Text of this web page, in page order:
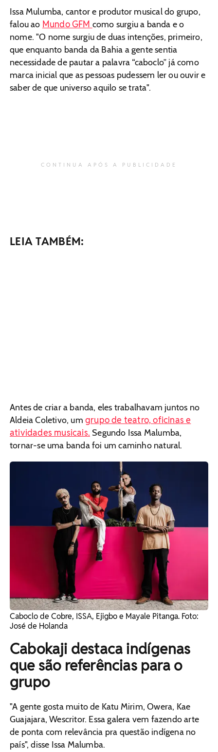
Issa Mulumba, cantor e produtor musical do grupo,
falou ao Mundo GFM como surgiu a banda e o
nome. "O nome surgiu de duas intenções, primeiro,
que enquanto banda da Bahia a gente sentia
necessidade de pautar a palavra “caboclo” já como
marca inicial que as pessoas pudessem ler ou ouvir e
saber de que universo aquilo se trata".
CONTINUA APÓS A PUBLICIDADE
LEIA TAMBÉM:
Antes de criar a banda, eles trabalhavam juntos no
Aldeia Coletivo, um grupo de teatro, oficinas e
atividades musicais. Segundo Issa Malumba,
tornar-se uma banda foi um caminho natural.
Caboclo de Cobre, ISSA, Ejigbo e Mayale Pitanga. Foto:
José de Holanda
Cabokaji destaca indígenas
que são referências para o
grupo
"A gente gosta muito de Katu Mirim, Owera, Kae
Guajajara, Wescritor. Essa galera vem fazendo arte
de ponta com relevância pra questão indígena no
país", disse Issa Malumba.